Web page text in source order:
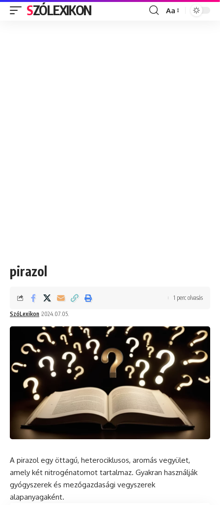
SZÓLEXIKON
Font
Aa
pirazol
SzóLexikon 2024.07.05.
1 perc olvasás
A pirazol egy öttagú, heterociklusos, aromás vegyület,
amely két nitrogénatomot tartalmaz. Gyakran használják
gyógyszerek és mezőgazdasági vegyszerek
alapanyagaként.